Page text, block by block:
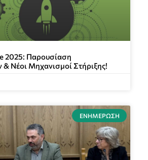
2025: Παρουσίαση
Νέοι Μηχανισμοί Στήριξης!
ΕΝΗΜΈΡΩΣΗ